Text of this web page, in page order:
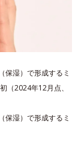
保湿）で形成するミ
（2024年12月点、
保湿）で形成するミ